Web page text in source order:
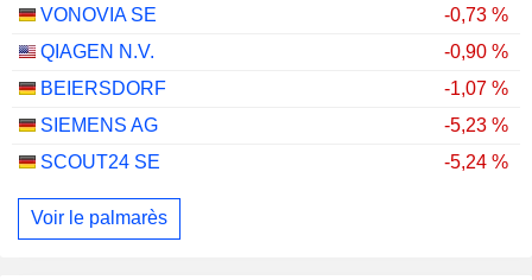
VONOVIA SE
-0,73 %
QIAGEN N.V.
-0,90 %
BEIERSDORF
-1,07 %
SIEMENS AG
-5,23 %
SCOUT24 SE
-5,24 %
Voir le palmarès